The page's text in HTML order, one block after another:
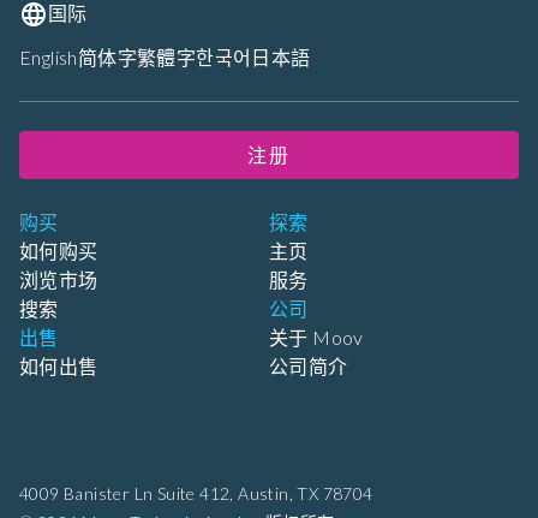
4009 Banister Ln Suite 412, Austin, TX 78704
购买
如何购买
浏览市场
搜索
出售
如何出售
探索
主页
服务
公司
关于 Moov
公司简介
国际
English简体字繁體字한국어 日本語
注册